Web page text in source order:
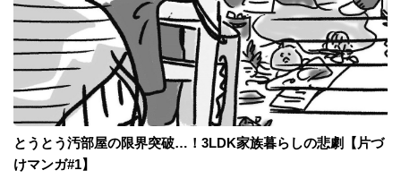
とうとう汚部屋の限界突破…！3LDK家族暮らしの悲劇【片づ
けマンガ#1】